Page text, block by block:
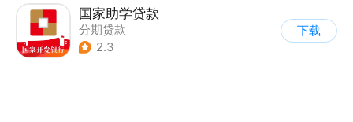
国家助学贷款
分期贷款
2.3
下载